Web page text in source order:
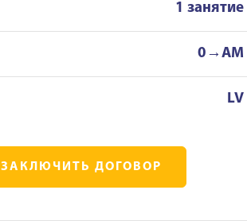
1 занятие
0→AM
LV
ЗАКЛЮЧИТЬ ДОГОВОР